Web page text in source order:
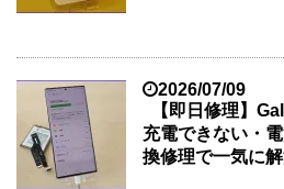
2026/07/09
【即日修理】
充電できない・
換修理で一気に